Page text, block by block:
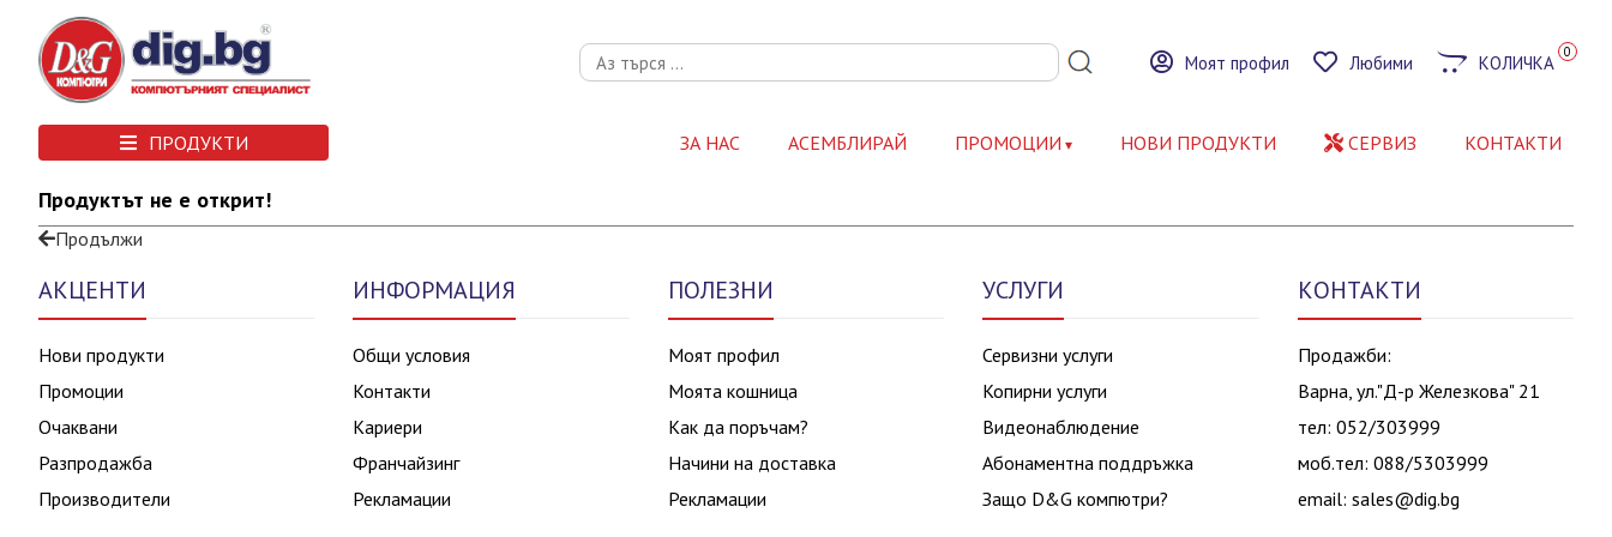
Моят профил Любими КОЛИЧКА 0
ПРОДУКТИ ЗА НАС АСЕМБЛИРАЙ ПРОМОЦИИ НОВИ ПРОДУКТИ СЕРВИЗ КОНТАКТИ
Продуктът не е открит!
Продължи
АКЦЕНТИ
Нови продукти
Промоции
Очаквани
Разпродажба
Производители
ИНФОРМАЦИЯ
Общи условия
Контакти
Кариери
Франчайзинг
Рекламации
ПОЛЕЗНИ
Моят профил
Моята кошница
Как да поръчам?
Начини на доставка
Рекламации
УСЛУГИ
Сервизни услуги
Копирни услуги
Видеонаблюдение
Абонаментна поддръжка
Защо D&G компютри?
КОНТАКТИ
Продажби:
Варна, ул."Д-р Железкова" 21
тел: 052/303999
моб.тел: 088/5303999
email: sales@dig.bg